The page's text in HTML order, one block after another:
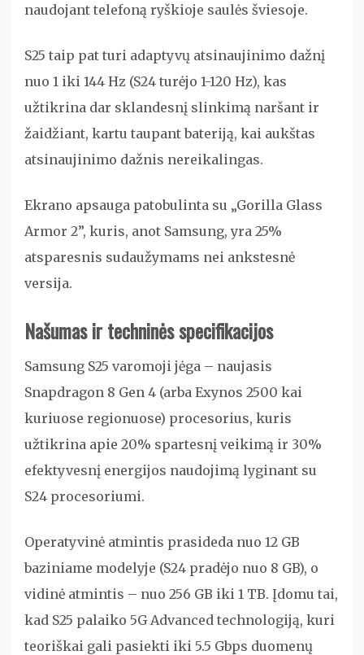
naudojant telefoną ryškioje saulės šviesoje.
S25 taip pat turi adaptyvų atsinaujinimo dažnį
nuo 1 iki 144 Hz (S24 turėjo 1-120 Hz), kas
užtikrina dar sklandesnį slinkimą naršant ir
žaidžiant, kartu taupant bateriją, kai aukštas
atsinaujinimo dažnis nereikalingas.
Ekrano apsauga patobulinta su „Gorilla Glass
Armor 2”, kuris, anot Samsung, yra 25%
atsparesnis sudaužymams nei ankstesnė
versija.
Našumas ir techninės specifikacijos
Samsung S25 varomoji jėga – naujasis
Snapdragon 8 Gen 4 (arba Exynos 2500 kai
kuriuose regionuose) procesorius, kuris
užtikrina apie 20% spartesnį veikimą ir 30%
efektyvesnį energijos naudojimą lyginant su
S24 procesoriumi.
Operatyvinė atmintis prasideda nuo 12 GB
baziniame modelyje (S24 pradėjo nuo 8 GB), o
vidinė atmintis – nuo 256 GB iki 1 TB. Įdomu tai,
kad S25 palaiko 5G Advanced technologiją, kuri
teoriškai gali pasiekti iki 5.5 Gbps duomenų